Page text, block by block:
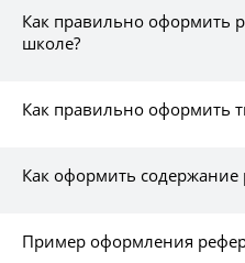
Как правильно оформить
школе?
Как правильно оформить
Как оформить содержание
Пример оформления